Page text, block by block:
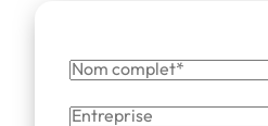
Nom
Entreprise